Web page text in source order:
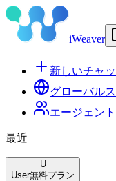
iWeaver
新しいチャッ
グローバル
エージェン
最近
U
User無料プラン